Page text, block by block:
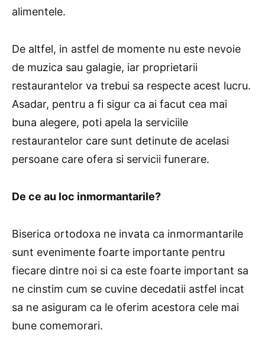
alimentele.
De altfel, in astfel de momente nu este nevoie
de muzica sau galagie, iar proprietarii
restaurantelor va trebui sa respecte acest lucru.
Asadar, pentru a fi sigur ca ai facut cea mai
buna alegere, poti apela la serviciile
restaurantelor care sunt detinute de acelasi
persoane care ofera si servicii funerare.
De ce au loc inmormantarile?
Biserica ortodoxa ne invata ca inmormantarile
sunt evenimente foarte importante pentru
fiecare dintre noi si ca este foarte important sa
ne cinstim cum se cuvine decedatii astfel incat
sa ne asiguram ca le oferim acestora cele mai
bune comemorari.